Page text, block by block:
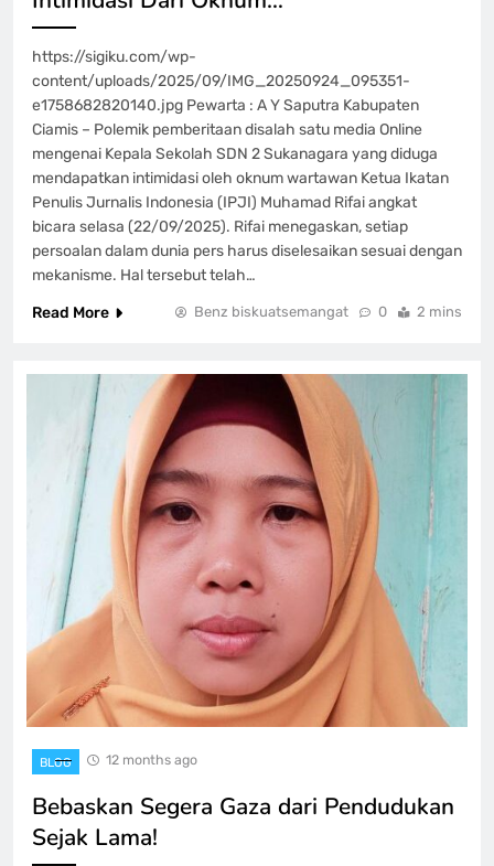
https://sigiku.com/wp-
content/uploads/2025/09/IMG_20250924_095351-
e1758682820140.jpg Pewarta : A Y Saputra Kabupaten
Ciamis – Polemik pemberitaan disalah satu media Online
mengenai Kepala Sekolah SDN 2 Sukanagara yang diduga
mendapatkan intimidasi oleh oknum wartawan Ketua Ikatan
Penulis Jurnalis Indonesia (IPJI) Muhamad Rifai angkat
bicara selasa (22/09/2025). Rifai menegaskan, setiap
persoalan dalam dunia pers harus diselesaikan sesuai dengan
mekanisme. Hal tersebut telah…
Read More
Benz biskuatsemangat 0 2 mins
BLOG 12 months ago
Bebaskan Segera Gaza dari Pendudukan
Sejak Lama!